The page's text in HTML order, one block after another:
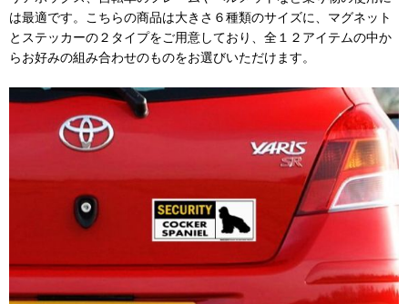
は最適です。こちらの商品は大きさ６種類のサイズに、マグネット
とステッカーの２タイプをご用意しており、全１２アイテムの中か
らお好みの組み合わせのものをお選びいただけます。